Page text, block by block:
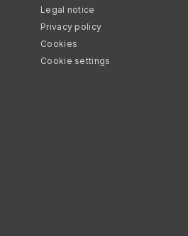
Legal notice
Privacy policy
Cookies
Cookie settings